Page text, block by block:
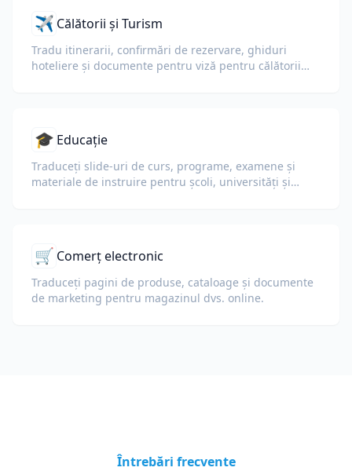
✈️ Călătorii și Turism
Tradu itinerarii, confirmări de rezervare, ghiduri
hoteliere și documente pentru viză pentru călătorii
🎓 Educație
Traduceți slide-uri de curs, programe, examene și
materiale de instruire pentru școli, universități și
🛒 Comerț electronic
Traduceți pagini de produse, cataloage și documente
de marketing pentru magazinul dvs. online.
Întrebări frecvente